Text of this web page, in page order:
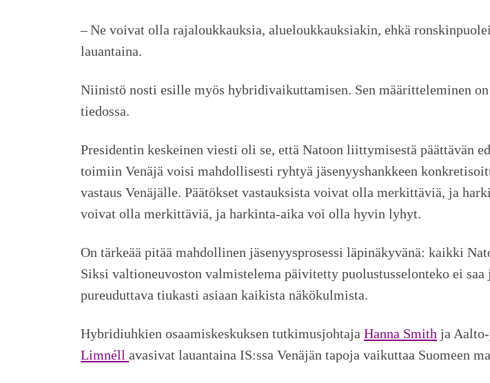
– Ne voivat olla rajaloukkauksia, alueloukkauksiakin, ehkä
lauantaina.
Niinistö nosti esille myös hybridivaikuttamisen. Sen määritteleminen
tiedossa.
Presidentin keskeinen viesti oli se, että Natoon liittymisestä päättävän
toimiin Venäjä voisi mahdollisesti ryhtyä jäsenyyshankkeen
vastaus Venäjälle. Päätökset vastauksista voivat olla merkittäviä, ja
voivat olla merkittäviä, ja harkinta-aika voi olla hyvin lyhyt.
On tärkeää pitää mahdollinen jäsenyysprosessi läpinäkyvänä: kaikki
Siksi valtioneuvoston valmistelema päivitetty puolustusselonteko ei
pureuduttava tiukasti asiaan kaikista näkökulmista.
Hybridiuhkien osaamiskeskuksen tutkimusjohtaja Hanna Smith ja
Limnéll avasivat lauantaina IS:ssa Venäjän tapoja vaikuttaa Suomeen